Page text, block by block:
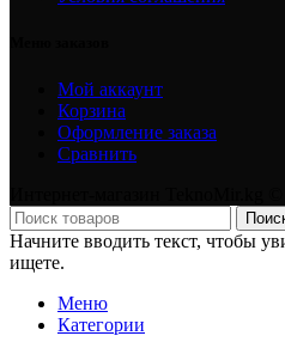
Мой аккаунт
Корзина
Оформление заказа
Сравнить
Начните вводить текст, чтобы
ищете.
Меню
Категории